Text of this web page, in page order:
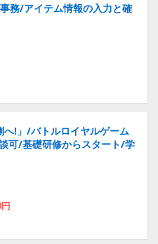
務/アイテム情報の入力と確
へ!」/バトルロイヤルゲーム
可/基礎研修からスタート/学